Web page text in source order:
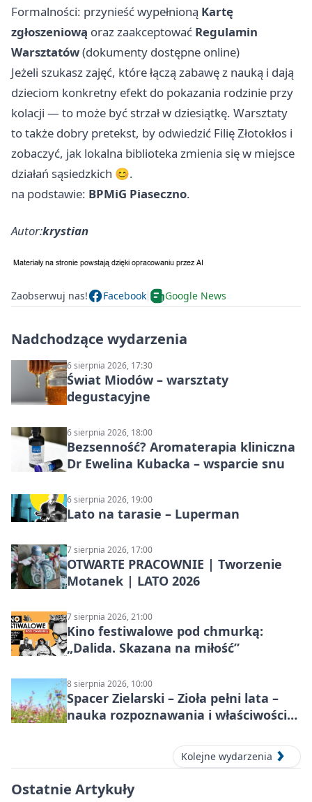
Formalności: przynieść wypełnioną Kartę
zgłoszeniową oraz zaakceptować Regulamin
Warsztatów(dokumenty dostępne online)
Jeżeli szukasz zajęć, które łączą zabawę z nauką i dają
dzieciom konkretny efekt do pokazania rodzinie przy
kolacji — to może być strzał w dziesiątkę. Warsztaty
to także dobry pretekst, by odwiedzić Filię Złotokłos i
zobaczyć, jak lokalna biblioteka zmienia się w miejsce
działań sąsiedzkich 😊.
na podstawie: BPMiG Piaseczno.
Autor:krystian
Zaobserwuj nas! Facebook Google News
Nadchodzące wydarzenia
6 sierpnia 2026, 17:30
Świat Miodów – warsztaty
degustacyjne
6 sierpnia 2026, 18:00
Bezsenność? Aromaterapia kliniczna
Dr Ewelina Kubacka – wsparcie snu
6 sierpnia 2026, 19:00
Lato na tarasie – Luperman
7 sierpnia 2026, 17:00
OTWARTE PRACOWNIE | Tworzenie
Motanek | LATO 2026
7 sierpnia 2026, 21:00
Kino festiwalowe pod chmurką:
„Dalida. Skazana na miłość”
8 sierpnia 2026, 10:00
Spacer Zielarski – Zioła pełni lata –
nauka rozpoznawania i właściwości
Kolejne wydarzenia
Ostatnie Artykuły